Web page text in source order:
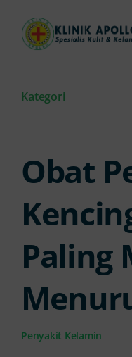
Kategori
Obat
Paling
Penyakit Kelamin